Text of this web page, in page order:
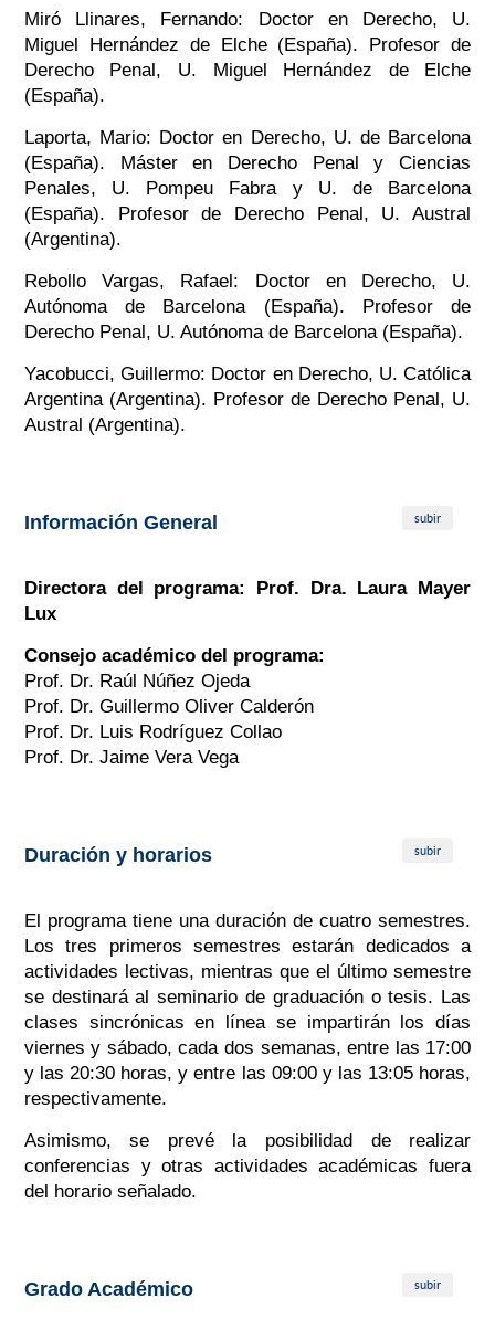
Miró Llinares, Fernando: Doctor en Derecho, U.
Miguel Hernández de Elche (España). Profesor de
Derecho Penal, U. Miguel Hernández de Elche
(España).
Laporta, Mario: Doctor en Derecho, U. de Barcelona
(España). Máster en Derecho Penal y Ciencias
Penales, U. Pompeu Fabra y U. de Barcelona
(España). Profesor de Derecho Penal, U. Austral
(Argentina).
Rebollo Vargas, Rafael: Doctor en Derecho, U.
Autónoma de Barcelona (España). Profesor de
Derecho Penal, U. Autónoma de Barcelona (España).
Yacobucci, Guillermo: Doctor en Derecho, U. Católica
Argentina (Argentina). Profesor de Derecho Penal, U.
Austral (Argentina).
Información General subir
Directora del programa: Prof. Dra. Laura Mayer
Lux
Consejo académico del programa:
Prof. Dr. Raúl Núñez Ojeda
Prof. Dr. Guillermo Oliver Calderón
Prof. Dr. Luis Rodríguez Collao
Prof. Dr. Jaime Vera Vega
Duración y horarios subir
El programa tiene una duración de cuatro semestres.
Los tres primeros semestres estarán dedicados a
actividades lectivas, mientras que el último semestre
se destinará al seminario de graduación o tesis. Las
clases sincrónicas en línea se impartirán los días
viernes y sábado, cada dos semanas, entre las 17:00
y las 20:30 horas, y entre las 09:00 y las 13:05 horas,
respectivamente.
Asimismo, se prevé la posibilidad de realizar
conferencias y otras actividades académicas fuera
del horario señalado.
Grado Académico subir